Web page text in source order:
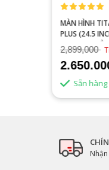
MÀN HÌNH
PLUS (24.5
IPS/1MS/
2,899,000
Sẵn hàng